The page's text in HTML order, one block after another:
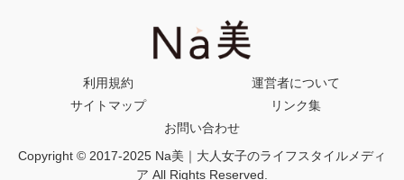
利用規約
運営者について
サイトマップ
リンク集
お問い合わせ
Copyright © 2017-2025 Na美｜大人女子のライフスタイルメディ
ア All Rights Reserved.